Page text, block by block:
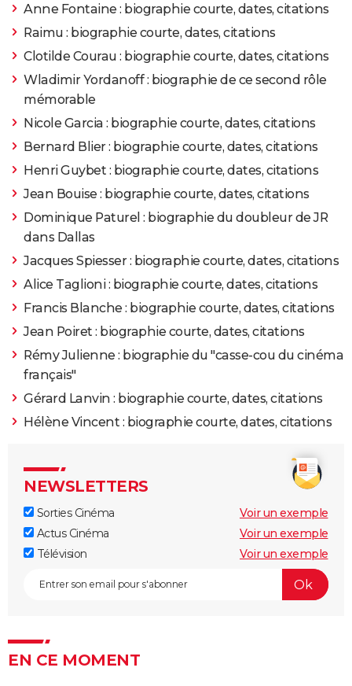
1973 La ValiseRôle: Françoise
1972 Le Grand blond avec une chaussure noireRôle:
Christine
1971 Il était une fois un flic
1971 Il était une fois un flic... Rôle: Christine
1970 Laisse aller, C'est Une ValseRôle: Carla
1970
Elle boit pas, elle fume pas, elle drague pas, mais... elle
cause !Rôle: Francine
1970 Borsalino Rôle: une prostituée
1968 Fleur d'oseilleRôle: Catherine
1967 Week-end
La Grande Sauterelle Rôle: Sauterelle
1966 Ne nous fâchons pas
1965 Un grand seigneur
1964 Les Barbouzes Rôle: Amaranthe
Anne Fontaine : biographie courte, dates, citations
Raimu : biographie courte, dates, citations
Clotilde Courau : biographie courte, dates, citations
Wladimir Yordanoff : biographie de ce second rôle
mémorable
Nicole Garcia : biographie courte, dates, citations
Bernard Blier : biographie courte, dates, citations
Henri Guybet : biographie courte, dates, citations
Jean Bouise : biographie courte, dates, citations
Dominique Paturel : biographie du doubleur de JR
dans Dallas
Jacques Spiesser : biographie courte, dates, citations
Alice Taglioni : biographie courte, dates, citations
Francis Blanche : biographie courte, dates, citations
Jean Poiret : biographie courte, dates, citations
Rémy Julienne : biographie du "casse-cou du cinéma
français"
Gérard Lanvin : biographie courte, dates, citations
Hélène Vincent : biographie courte, dates, citations
NEWSLETTERS
Sorties Cinéma
Voir un exemple
Actus Cinéma
Voir un exemple
Télévision
Voir un exemple
EN CE MOMENT